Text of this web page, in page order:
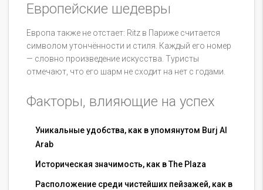
Европейские шедевры
Европа также не отстает: Ritz в Париже считается
символом утончённости и стиля. Каждый его номер
— словно произведение искусства. Туристы
отмечают, что его шарм не сходит на нет с годами.
Факторы, влияющие на успех
Уникальные удобства, как в упомянутом Burj Al
Arab
Историческая значимость, как в The Plaza
Расположение среди чистейших пейзажей, как в